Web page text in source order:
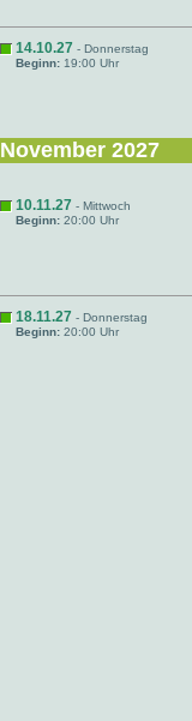
14.10.27 - Donnerstag
Beginn: 19:00 Uhr
November 2027
10.11.27 - Mittwoch
Beginn: 20:00 Uhr
18.11.27 - Donnerstag
Beginn: 20:00 Uhr